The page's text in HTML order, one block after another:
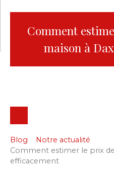
Comment
maison à
Blog
Notre actualité
Comment estimer le prix
efficacement